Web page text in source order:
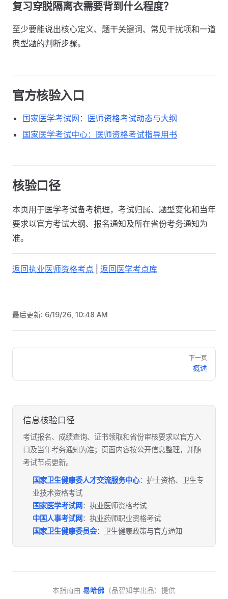
复习穿脱隔离衣需要背到什么程度？
至少要能说出核心定义、题干关键词、常见干扰项和一道
典型题的判断步骤。
官方核验入口
国家医学考试网：医师资格考试动态与大纲
国家医学考试中心：医师资格考试指导用书
核验口径
本页用于医学考试备考梳理，考试归属、题型变化和当年
要求以官方考试大纲、报名通知及所在省份考务通知为
准。
返回执业医师资格考点 返回医学考点库
最后更新: 6/19/26, 10:48 AM
Pager
下一页
概述
信息核验口径
考试报名、成绩查询、证书领取和省份审核要求以官方入
口及当年考务通知为准；页面内容按公开信息整理，并随
考试节点更新。
国家卫生健康委人才交流服务中心：护士资格、卫生专
业技术资格考试
国家医学考试网 ：执业医师资格考试
中国人事考试网 ：执业药师职业资格考试
国家卫生健康委员会：卫生健康政策与官方通知
本指南由 易哈佛 （品智知学出品）提供